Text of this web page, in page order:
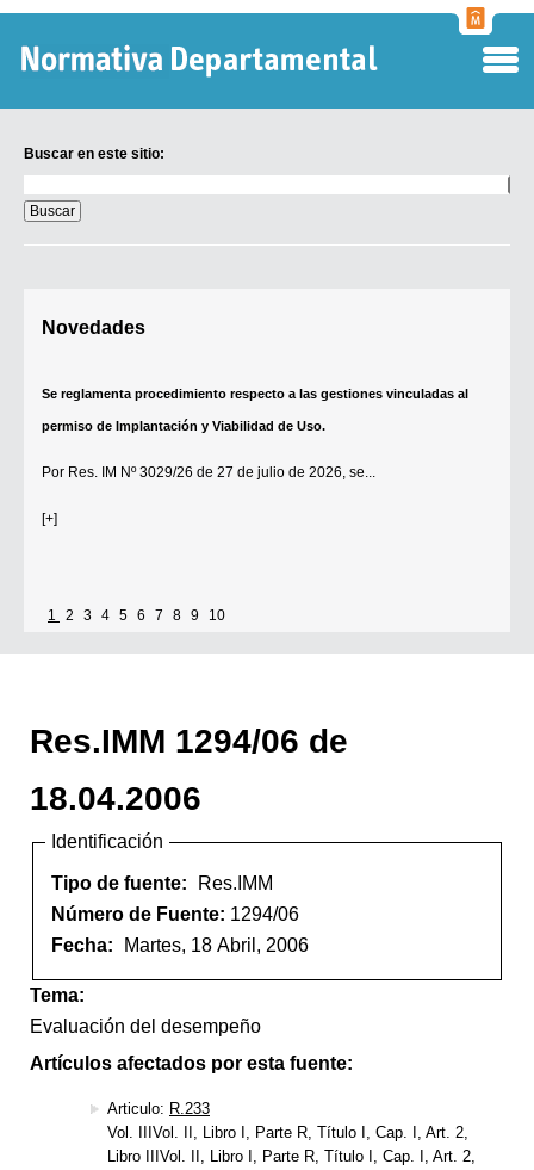
Buscar en este sitio:
en
este
sitio:
Novedades
Se reglamenta procedimiento respecto a las gestiones vinculadas al
permiso de Implantación y Viabilidad de Uso.
Por Res. IM Nº 3029/26 de 27 de julio de 2026, se...
[+]
1 2 3 4 5 6 7 8 9 10
Res.IMM 1294/06 de
18.04.2006
Identificación
Tipo de fuente:
Res.IMM
Número de Fuente: 1294/06
Fecha:
Martes, 18 Abril, 2006
Tema:
Evaluación del desempeño
Artículos afectados por esta fuente:
Articulo: R.233
Vol. IIIVol. II, Libro I, Parte R, Título I, Cap. I, Art. 2,
Libro IIIVol. II, Libro I, Parte R, Título I, Cap. I, Art. 2,